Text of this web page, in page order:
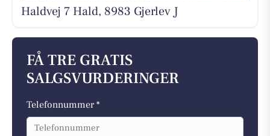
Haldvej 7 Hald, 8983 Gjerlev J
FÅ TRE GRATIS
SALGSVURDERINGER
Telefonnummer *